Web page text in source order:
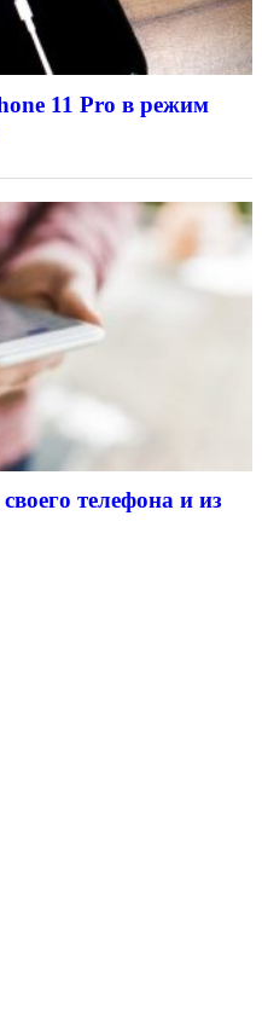
11 Pro в режим
телефона и из